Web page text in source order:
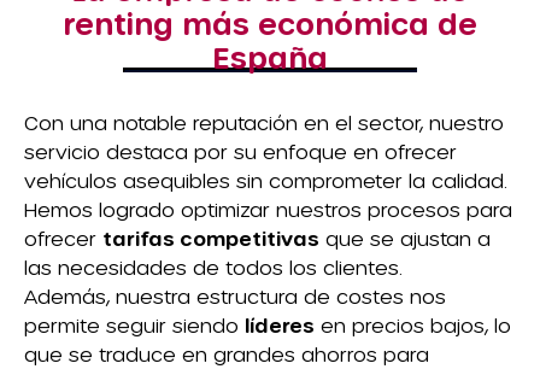
renting más económica de
España
Con una notable reputación en el sector, nuestro
servicio destaca por su enfoque en ofrecer
vehículos asequibles sin comprometer la calidad.
Hemos logrado optimizar nuestros procesos para
ofrecer tarifas competitivas que se ajustan a
las necesidades de todos los clientes.
Además, nuestra estructura de costes nos
permite seguir siendo líderes en precios bajos, lo
que se traduce en grandes ahorros para